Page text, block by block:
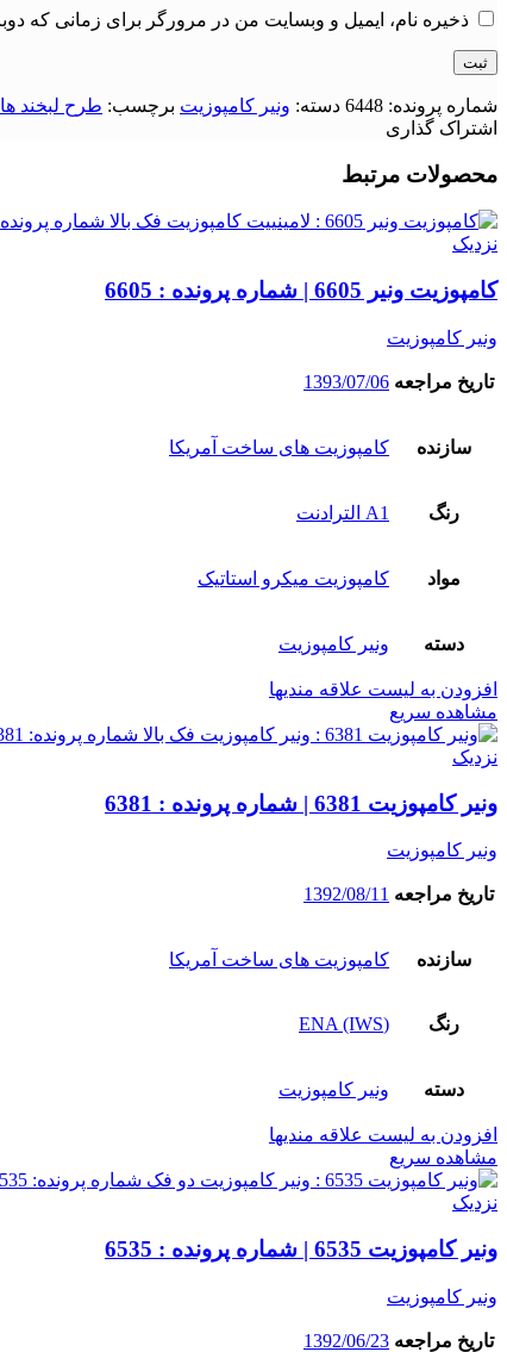
ذخیره نام، ایمیل و وبسایت من در مرورگر برای زمانی که
شماره پرونده: 6448 دسته: ونیر کامپوزیت برچسب: طرح لبخند
اشتراک گذاری
محصولات مرتبط
نزدیک
کامپوزیت ونیر 6605 | شماره پرونده : 6605
ونیر کامپوزیت
تاریخ مراجعه 1393/07/06
سازنده کامپوزیت های ساخت آمریکا
رنگ A1 الترادنت
مواد کامپوزیت میکرو استاتیک
دسته ونیر کامپوزیت
افزودن به لیست علاقه مندیها
مشاهده سریع
نزدیک
ونیر کامپوزیت 6381 | شماره پرونده : 6381
ونیر کامپوزیت
تاریخ مراجعه 1392/08/11
سازنده کامپوزیت های ساخت آمریکا
رنگ (ENA (IWS
دسته ونیر کامپوزیت
افزودن به لیست علاقه مندیها
مشاهده سریع
نزدیک
ونیر کامپوزیت 6535 | شماره پرونده : 6535
ونیر کامپوزیت
تاریخ مراجعه 1392/06/23